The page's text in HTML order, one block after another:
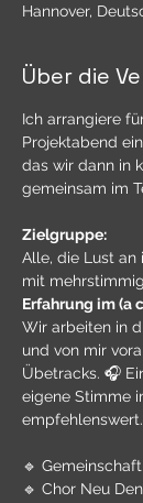
Hannover,
Über die
Ich arrangiere
Projektabend
das wir dann in
gemeinsam im
Zielgruppe:
Alle, die Lust an
mit
Erfahrung im (a
Wir arbeiten in
und von mir
Übetracks. 🎧
eigene Stimme
🔹 Gemeinschaft
🔹 Chor Neu